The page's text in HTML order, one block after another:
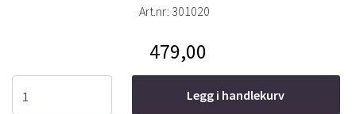
Art.nr: 301020
479,00
Legg i handlekurv